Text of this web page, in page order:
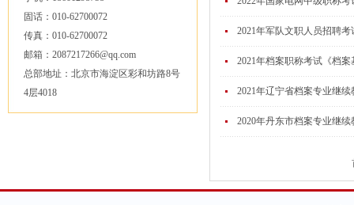
固话：010-62700072
传真：010-62700072
邮箱：2087217266@qq.com
总部地址：北京市海淀区彩和坊路8号
4层4018
2021年军队文职人员招聘
2021年档案职称考试《档
2021年辽宁省档案专业继
2020年丹东市档案专业继